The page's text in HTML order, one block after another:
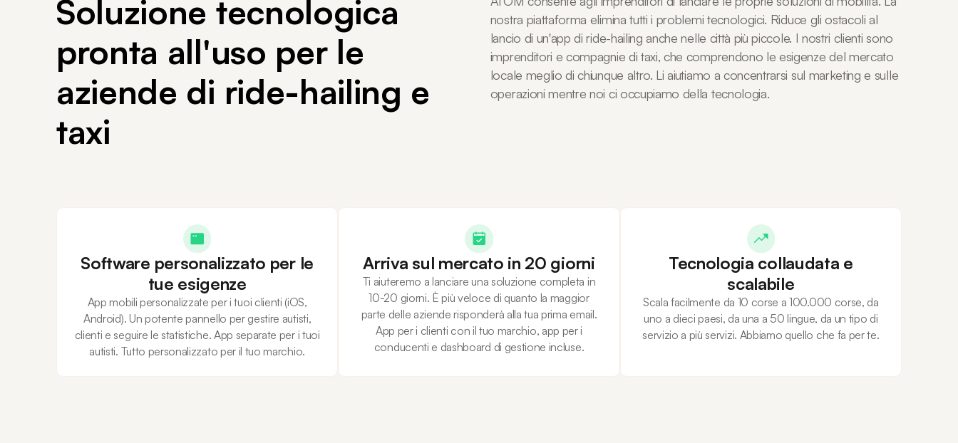
Soluzione tecnologica
pronta all'uso per le
aziende di ride-hailing e
taxi
nostra piattaforma elimina tutti i problemi tecnologici. Riduce gli ostacoli al
lancio di un'app di ride-hailing anche nelle città più piccole. I nostri clienti sono
imprenditori e compagnie di taxi, che comprendono le esigenze del mercato
locale meglio di chiunque altro. Li aiutiamo a concentrarsi sul marketing e sulle
operazioni mentre noi ci occupiamo della tecnologia.
Software personalizzato per le
tue esigenze
App mobili personalizzate per i tuoi clienti (iOS,
Android). Un potente pannello per gestire autisti,
clienti e seguire le statistiche. App separate per i tuoi
autisti. Tutto personalizzato per il tuo marchio.
Arriva sul mercato in 20 giorni
Ti aiuteremo a lanciare una soluzione completa in
10-20 giorni. È più veloce di quanto la maggior
parte delle aziende risponderà alla tua prima email.
App per i clienti con il tuo marchio, app per i
conducenti e dashboard di gestione incluse.
Tecnologia collaudata e
scalabile
Scala facilmente da 10 corse a 100.000 corse, da
uno a dieci paesi, da una a 50 lingue, da un tipo di
servizio a più servizi. Abbiamo quello che fa per te.